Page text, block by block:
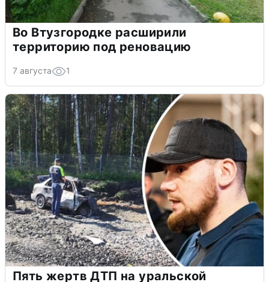
Во Втузгородке расширили
территорию под реновацию
7 августа 1
Пять жертв ДТП на уральской